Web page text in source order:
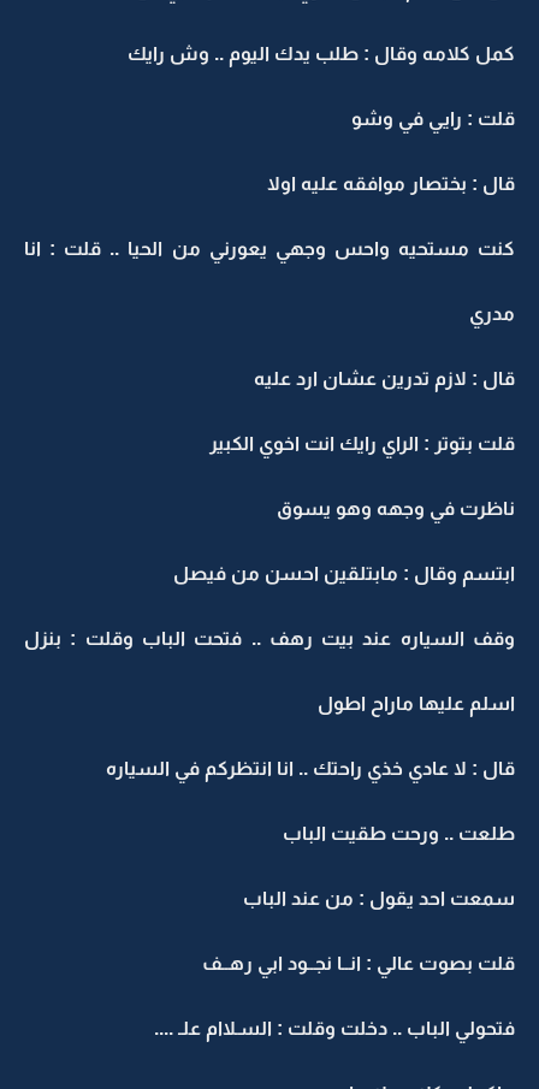
كمل كلامه وقال : طلب يدك اليوم .. وش رايك
قلت : رايي في وشو
قال : بختصار موافقه عليه اولا
كنت مستحيه واحس وجهي يعورني من الحيا .. قلت : انا
مدري
قال : لازم تدرين عشان ارد عليه
قلت بتوتر : الراي رايك انت اخوي الكبير
ناظرت في وجهه وهو يسوق
ابتسم وقال : مابتلقين احسن من فيصل
وقف السياره عند بيت رهف .. فتحت الباب وقلت : بنزل
اسلم عليها ماراح اطول
قال : لا عادي خذي راحتك .. انا انتظركم في السياره
طلعت .. ورحت طقيت الباب
سمعت احد يقول : من عند الباب
قلت بصوت عالي : انــا نجــود ابي رهــف
فتحولي الباب .. دخلت وقلت : السـلاام علـ ....